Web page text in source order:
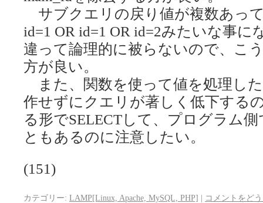
サブクエリの戻り値が複数あっ
id=1 OR id=1 OR id=2みたいな事に
違って論理的に被らないので、こ
方が良い。
また、関数を使って値を処理し
作せずにクエリが著しく低下する
る形でSELECTして、プログラム
ともあるのに注意したい。
(151)
カテゴリー: LAMP[Linux, Apache, MySQL, PHP] | コメントをど